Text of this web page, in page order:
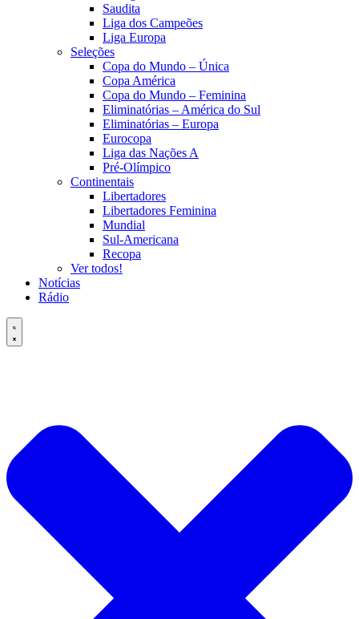
Saudita
Liga dos Campeões
Liga Europa
Seleções
Copa do Mundo – Única
Copa América
Copa do Mundo – Feminina
Eliminatórias – América do Sul
Eliminatórias – Europa
Eurocopa
Liga das Nações A
Pré-Olímpico
Continentais
Libertadores
Libertadores Feminina
Mundial
Sul-Americana
Recopa
Ver todos!
Notícias
Rádio